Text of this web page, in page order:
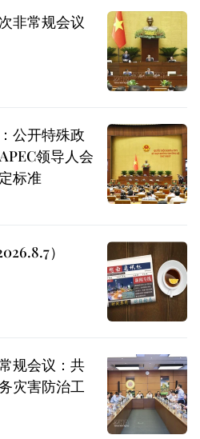
非常规会议
公开特殊政
领导人会
标准
）
规会议：共
灾害防治工